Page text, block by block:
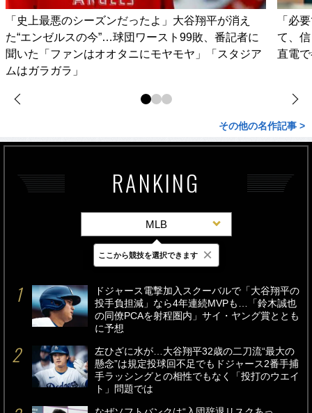
「史上最悪のシーズンだったよ」大谷翔平が消え
た“エンゼルスの今”…球団ワースト99敗、番記者に
聞いた「ファンはオオタニにモヤモヤ」「スタジア
ムはガラガラ」
「必
て、
直電
その他の名作記事 >
RANKING
MLB
最新 24時間 週間
ドジャース電撃加入スクーバルで「大谷翔平の
投手負担減」なら4年連続MVPも…「鈴木誠也
の同僚PCAを射程圏内」サイ・ヤング賞ととも
に予想
左ひざに水が…大谷翔平32歳の二刀流“最大の
懸念”は規定投球回不足でもドジャース2番手捕
手ラッシングとの相性でもなく「投打のウエイ
ト」問題では
ここから競技を選択できます ×